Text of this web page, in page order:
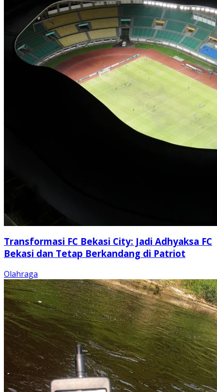
Transformasi FC Bekasi City: Jadi Adhyaksa FC
Bekasi dan Tetap Berkandang di Patriot
Olahraga